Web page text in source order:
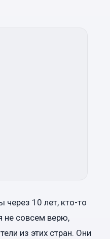
через 10 лет, кто-то
не совсем верю,
из этих стран. Они